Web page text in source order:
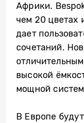
Африки.
чем 20 цветах
дает
сочетаний.
высокой
мощной
В Европе